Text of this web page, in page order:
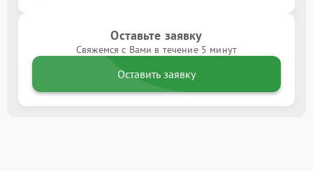
Оставьте заявку
Свяжемся с Вами в течение 5 минут
Оставить заявку